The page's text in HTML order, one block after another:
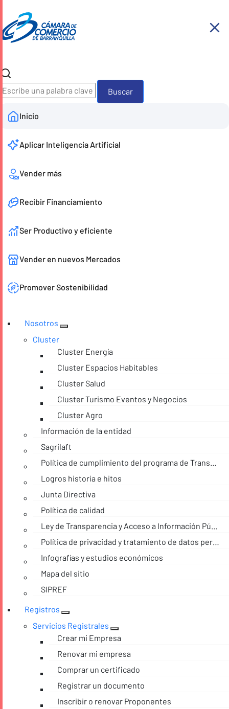
Buscador
Inicio
Aplicar Inteligencia Artificial
Vender más
Recibir Financiamiento
Ser Productivo y eficiente
Vender en nuevos Mercados
Promover Sostenibilidad
Nosotros
Cluster
Cluster Energía
Cluster Espacios Habitables
Cluster Salud
Cluster Turismo Eventos y Negocios
Cluster Agro
Información de la entidad
Sagrilaft
Política de cumplimiento del programa de Transparencia y Ética empresarial
Logros historia e hitos
Junta Directiva
Política de calidad
Ley de Transparencia y Acceso a Información Pública
Política de privacidad y tratamiento de datos personales
Infografías y estudios económicos
Mapa del sitio
SIPREF
Registros
Servicios Registrales
Crear mi Empresa
Renovar mi empresa
Comprar un certificado
Registrar un documento
Inscribir o renovar Proponentes